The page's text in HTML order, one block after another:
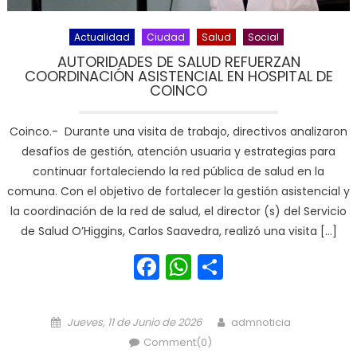
Actualidad Ciudad Salud Social
AUTORIDADES DE SALUD REFUERZAN
COORDINACIÓN ASISTENCIAL EN HOSPITAL DE
COINCO
Coinco.- Durante una visita de trabajo, directivos analizaron
desafíos de gestión, atención usuaria y estrategias para
continuar fortaleciendo la red pública de salud en la
comuna. Con el objetivo de fortalecer la gestión asistencial y
la coordinación de la red de salud, el director (s) del Servicio
de Salud O’Higgins, Carlos Saavedra, realizó una visita […]
Facebook
WhatsApp
Posted on
Jueves, 11 de Junio de 2026 Author
admnoticia
Comment(0)